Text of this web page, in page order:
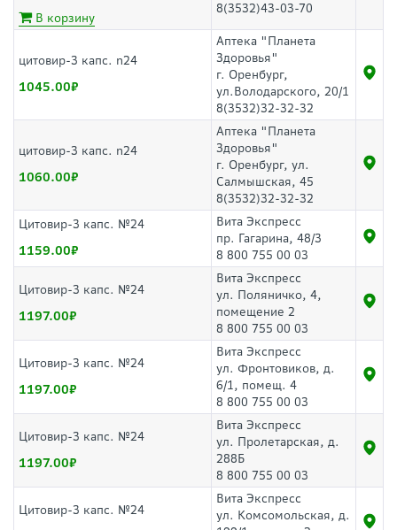
В корзину
8(3532)43-03-70
цитовир-3 капс. n24
1045.00
Аптека "Планета
Здоровья"
г. Оренбург,
ул.Володарского, 20/1
8(3532)32-32-32
цитовир-3 капс. n24
1060.00
Аптека "Планета
Здоровья"
г. Оренбург, ул.
Салмышская, 45
8(3532)32-32-32
Цитовир-3 капс. №24
1159.00
Вита Экспресс
пр. Гагарина, 48/3
8 800 755 00 03
Цитовир-3 капс. №24
1197.00
Вита Экспресс
ул. Поляничко, 4,
помещение 2
8 800 755 00 03
Цитовир-3 капс. №24
1197.00
Вита Экспресс
ул. Фронтовиков, д.
6/1, помещ. 4
8 800 755 00 03
Цитовир-3 капс. №24
1197.00
Вита Экспресс
ул. Пролетарская, д.
288Б
8 800 755 00 03
Цитовир-3 капс. №24
Вита Экспресс
ул. Комсомольская, д.